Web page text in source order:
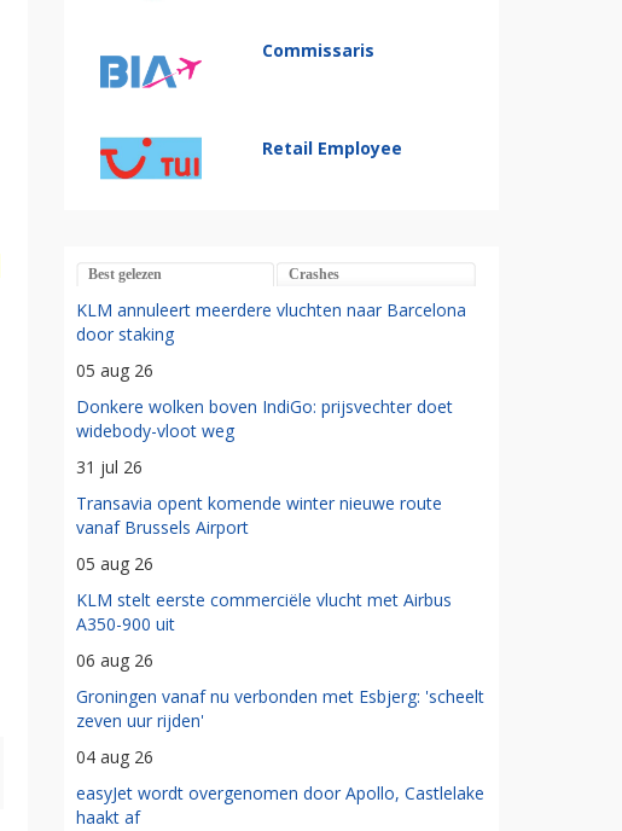
Commissaris
Retail Employee
Best gelezen Crashes
KLM annuleert meerdere vluchten naar Barcelona
door staking
05 aug 26
Donkere wolken boven IndiGo: prijsvechter doet
widebody-vloot weg
31 jul 26
Transavia opent komende winter nieuwe route
vanaf Brussels Airport
05 aug 26
KLM stelt eerste commerciële vlucht met Airbus
A350-900 uit
06 aug 26
Groningen vanaf nu verbonden met Esbjerg: 'scheelt
zeven uur rijden'
04 aug 26
easyJet wordt overgenomen door Apollo, Castlelake
haakt af